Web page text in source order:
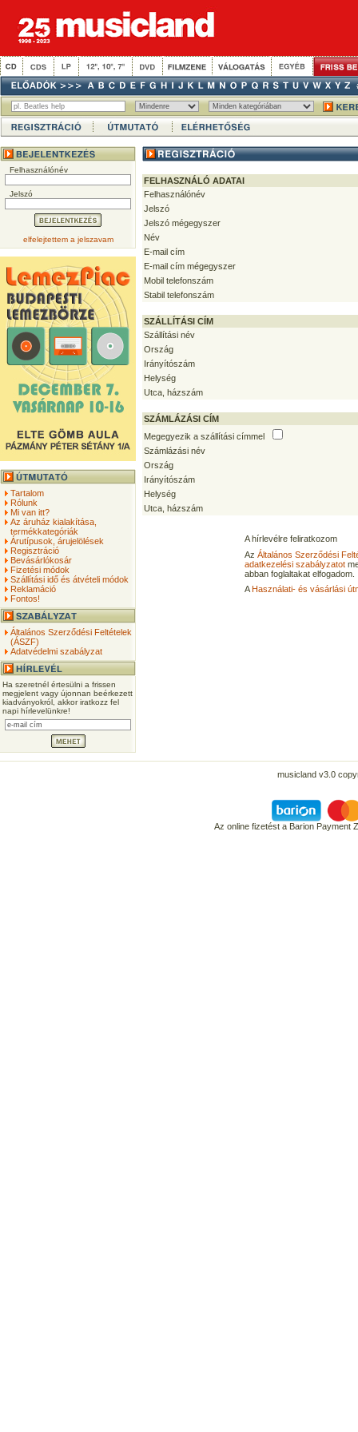
Felhasználónév
Jelszó
elfelejtettem a jelszavam
Tartalom
Rólunk
Mi van itt?
Az áruház kialakítása,
termékkategóriák
Árutípusok, árujelölések
Regisztráció
Bevásárlókosár
Fizetési módok
Szállítási idő és átvételi módok
Reklamáció
Fontos!
Általános Szerződési Feltételek
(ÁSZF)
Adatvédelmi szabályzat
Ha szeretnél értesülni a frissen
megjelent vagy újonnan beérkezett
kiadványokról, akkor iratkozz fel
napi hírlevelünkre!
FELHASZNÁLÓ ADATAI
Felhasználónév
Jelszó
Jelszó mégegyszer
Név
E-mail cím
E-mail cím mégegyszer
Mobil telefonszám
Stabil telefonszám
SZÁLLÍTÁSI CÍM
Szállítási név
Ország
Irányítószám
Helység
Utca, házszám
SZÁMLÁZÁSI CÍM
Megegyezik a szállítási címmel
Számlázási név
Ország
Irányítószám
Helység
Utca, házszám
A hírlevélre feliratkozom
Az Általános Szerződési
adatkezelési szabályzatot
abban foglaltakat elfogadom.
AHasználati- és vásárlási
musicland v3.0
Az online fizetést a Barion Payment